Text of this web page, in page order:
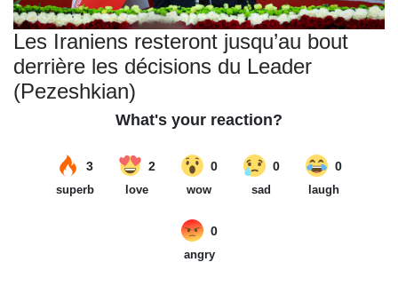
Les Iraniens resteront jusqu’au bout
derrière les décisions du Leader
(Pezeshkian)